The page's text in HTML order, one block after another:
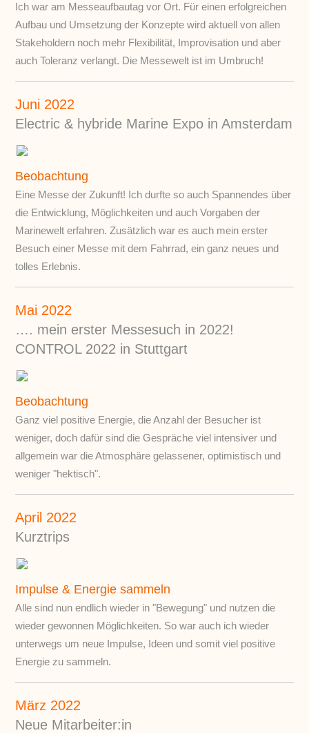
Ich war am Messeaufbautag vor Ort. Für einen erfolgreichen
Aufbau und Umsetzung der Konzepte wird aktuell von allen
Stakeholdern noch mehr Flexibilität, Improvisation und aber
auch Toleranz verlangt. Die Messewelt ist im Umbruch!
Juni 2022
Electric & hybride Marine Expo in Amsterdam
Beobachtung
Eine Messe der Zukunft! Ich durfte so auch Spannendes über
die Entwicklung, Möglichkeiten und auch Vorgaben der
Marinewelt erfahren. Zusätzlich war es auch mein erster
Besuch einer Messe mit dem Fahrrad, ein ganz neues und
tolles Erlebnis.
Mai 2022
…. mein erster Messesuch in 2022!
CONTROL 2022 in Stuttgart
Beobachtung
Ganz viel positive Energie, die Anzahl der Besucher ist
weniger, doch dafür sind die Gespräche viel intensiver und
allgemein war die Atmosphäre gelassener, optimistisch und
weniger "hektisch".
April 2022
Kurztrips
Impulse & Energie sammeln
Alle sind nun endlich wieder in "Bewegung" und nutzen die
wieder gewonnen Möglichkeiten. So war auch ich wieder
unterwegs um neue Impulse, Ideen und somit viel positive
Energie zu sammeln.
März 2022
Neue Mitarbeiter:in